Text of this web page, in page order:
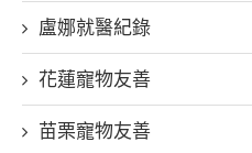
盧娜就醫紀錄
花蓮寵物友善
苗栗寵物友善